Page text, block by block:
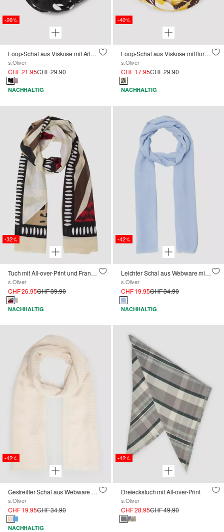
-26%
Loop-Schal aus Viskose mit Artwork
s.Oliver
CHF 21.95CHF 29.90
NACHHALTIG
-40%
Loop-Schal aus Viskose mit floralem Muster
s.Oliver
CHF 17.95CHF 29.90
NACHHALTIG
-32%
Tuch mit All-over-Print und Fransen
s.Oliver
CHF 26.95CHF 39.90
NACHHALTIG
-42%
Leichter Schal aus Webware mit Fransen
s.Oliver
CHF 19.95CHF 34.90
NACHHALTIG
-42%
Gestreifter Schal aus Webware mit Fransen
s.Oliver
CHF 19.95CHF 34.90
NACHHALTIG
-42%
Dreieckstuch mit All-over-Print
s.Oliver
CHF 28.95CHF 49.90